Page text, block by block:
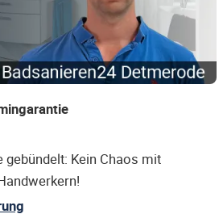
gebündelt: Kein Chaos mit